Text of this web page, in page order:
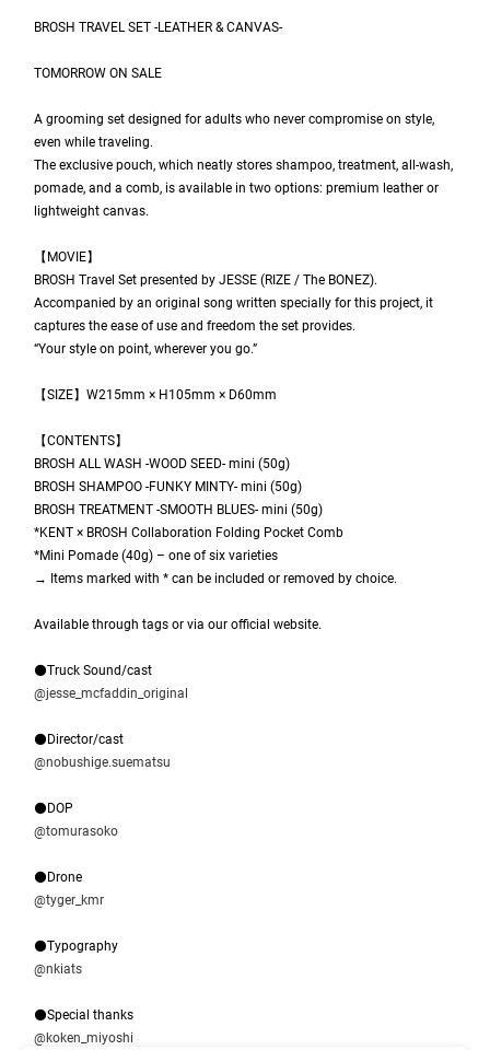
BROSH TRAVEL SET -LEATHER & CANVAS-
TOMORROW ON SALE
A grooming set designed for adults who never compromise on style,
even while traveling.
The exclusive pouch, which neatly stores shampoo, treatment, all-wash,
pomade, and a comb, is available in two options: premium leather or
lightweight canvas.
【MOVIE】
BROSH Travel Set presented by JESSE (RIZE / The BONEZ).
Accompanied by an original song written specially for this project, it
captures the ease of use and freedom the set provides.
“Your style on point, wherever you go.”
【SIZE】W215mm × H105mm × D60mm
【CONTENTS】
BROSH ALL WASH -WOOD SEED- mini (50g)
BROSH SHAMPOO -FUNKY MINTY- mini (50g)
BROSH TREATMENT -SMOOTH BLUES- mini (50g)
*KENT × BROSH Collaboration Folding Pocket Comb
*Mini Pomade (40g) – one of six varieties
→ Items marked with * can be included or removed by choice.
Available through tags or via our official website.
⚫Truck Sound/cast
@jesse_mcfaddin_original
⚫Director/cast
@nobushige.suematsu
⚫DOP
@tomurasoko
⚫Drone
@tyger_kmr
⚫Typography
@nkiats
⚫Special thanks
@koken_miyoshi